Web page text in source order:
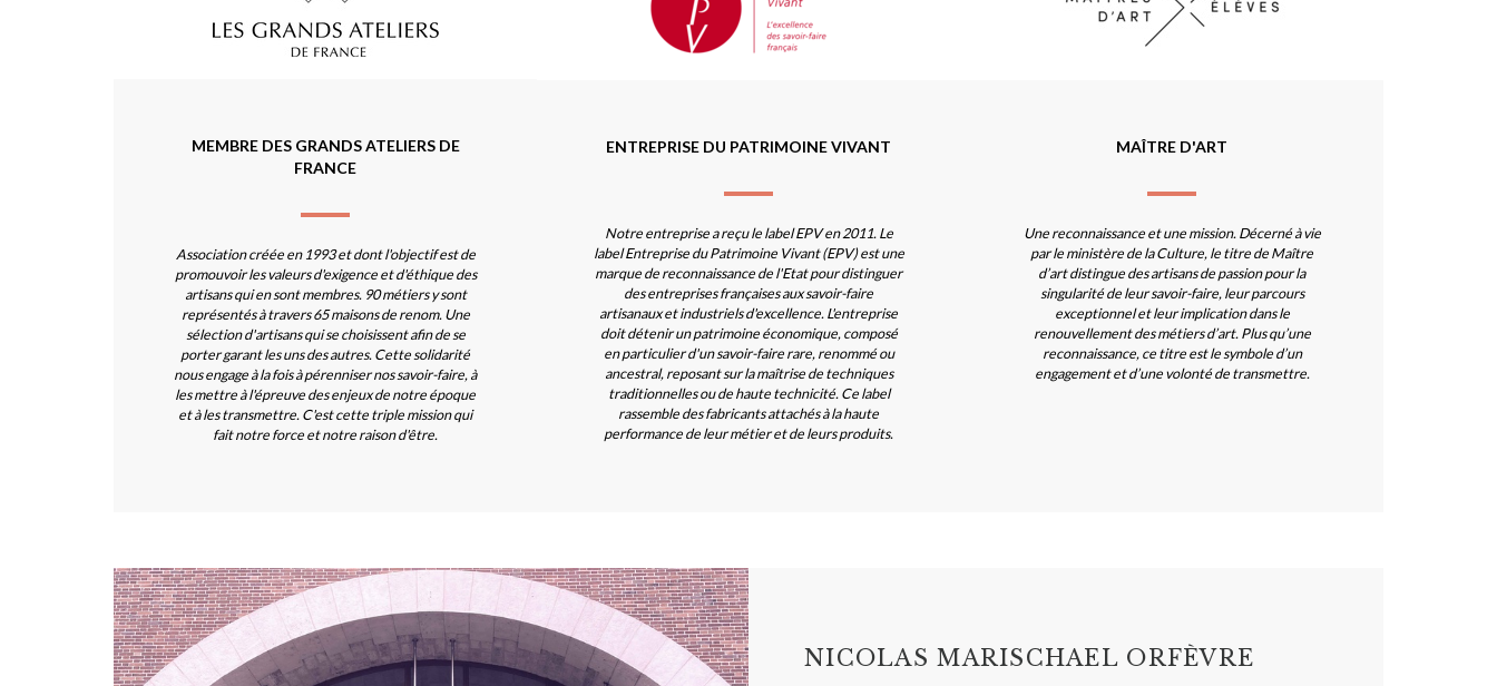
MEMBRE DES GRANDS ATELIERS DE
FRANCE
Association créée en 1993 et dont l'objectif est de
promouvoir les valeurs d'exigence et d'éthique des
artisans qui en sont membres. 90 métiers y sont
représentés à travers 65 maisons de renom. Une
sélection d'artisans qui se choisissent afin de se
porter garant les uns des autres. Cette solidarité
nous engage à la fois à pérenniser nos savoir-faire, à
les mettre à l'épreuve des enjeux de notre époque
et à les transmettre. C'est cette triple mission qui
fait notre force et notre raison d'être.
ENTREPRISE DU PATRIMOINE VIVANT
Notre entreprise a reçu le label EPV en 2011. Le
label Entreprise du Patrimoine Vivant (EPV) est une
marque de reconnaissance de l'Etat pour distinguer
des entreprises françaises aux savoir-faire
artisanaux et industriels d'excellence. L'entreprise
doit détenir un patrimoine économique, composé
en particulier d'un savoir-faire rare, renommé ou
ancestral, reposant sur la maîtrise de techniques
traditionnelles ou de haute technicité. Ce label
rassemble des fabricants attachés à la haute
performance de leur métier et de leurs produits.
MAÎTRE D'ART
Une reconnaissance et une mission. Décerné à vie
par le ministère de la Culture, le titre de Maître
d’art distingue des artisans de passion pour la
singularité de leur savoir-faire, leur parcours
exceptionnel et leur implication dans le
renouvellement des métiers d’art. Plus qu’une
reconnaissance, ce titre est le symbole d’un
engagement et d’une volonté de transmettre.
NICOLAS MARISCHAEL ORFÈVRE